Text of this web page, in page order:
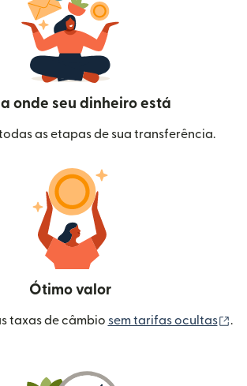
onde seu dinheiro está
as etapas de sua transferência.
Ótimo valor
taxas de câmbio sem tarifas ocultas .